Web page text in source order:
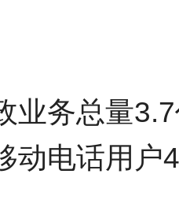
业务总量
动电话用户